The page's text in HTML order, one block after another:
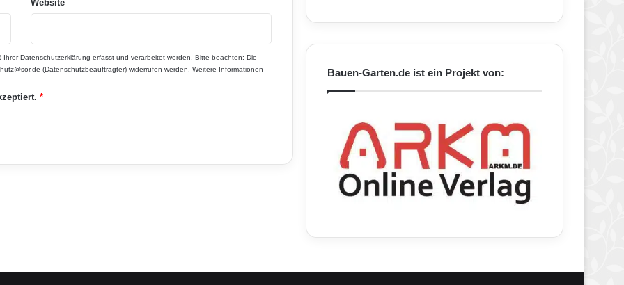
Website
IhrerDatenschutzerklärung erfasst und verarbeitet werden. Bitte beachten: Die
(Datenschutzbeauftragter) widerrufen werden. Weitere Informationen
*
Bauen-Garten.de ist ein Projekt von: